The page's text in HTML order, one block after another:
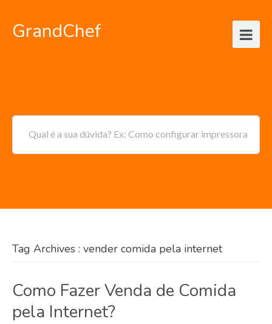
GrandChef
Qual é a sua dúvida? Ex: Como configurar impressora
Tag Archives : vender comida pela internet
Como Fazer Venda de Comida
pela Internet?